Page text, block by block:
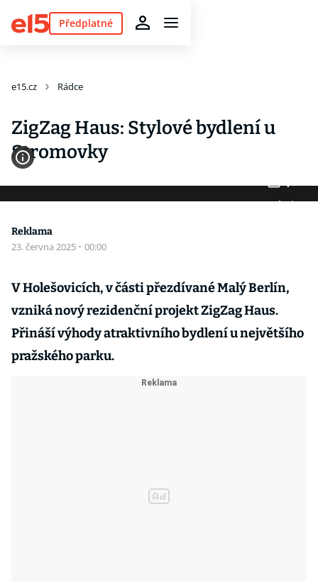
Předplatné
e15.cz Rádce
ZigZag Haus: Stylové bydlení u
Stromovky
4
Fotogalerie
Reklama
23. června 2025 · 00:00
V Holešovicích, v části přezdívané Malý Berlín,
vzniká nový rezidenční projekt ZigZag Haus.
Přináší výhody atraktivního bydlení u největšího
pražského parku.